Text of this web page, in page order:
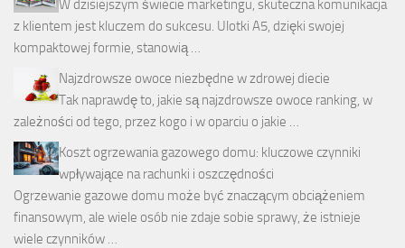
W dzisiejszym świecie marketingu, skuteczna komunikacja
z klientem jest kluczem do sukcesu. Ulotki A5, dzięki swojej
kompaktowej formie, stanowią …
Najzdrowsze owoce niezbędne w zdrowej diecie
Tak naprawdę to, jakie są najzdrowsze owoce ranking, w
zależności od tego, przez kogo i w oparciu o jakie …
Koszt ogrzewania gazowego domu: kluczowe czynniki
wpływające na rachunki i oszczędności
Ogrzewanie gazowe domu może być znaczącym obciążeniem
finansowym, ale wiele osób nie zdaje sobie sprawy, że istnieje
wiele czynników …